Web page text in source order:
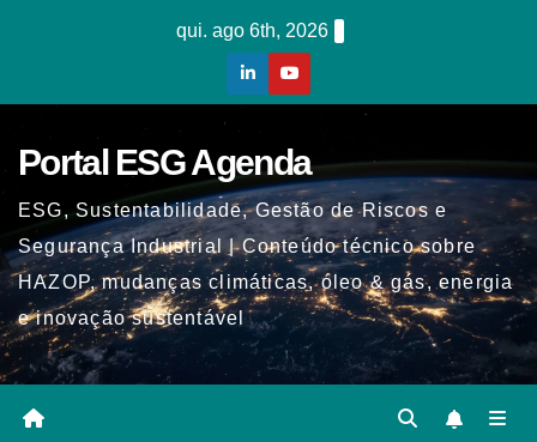
qui. ago 6th, 2026
Portal ESG Agenda
ESG, Sustentabilidade, Gestão de Riscos e
Segurança Industrial | Conteúdo técnico sobre
HAZOP, mudanças climáticas, óleo & gás, energia
e inovação sustentável